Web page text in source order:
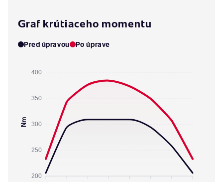
Graf krútiaceho momentu
Pred úpravou Po úprave
400
350
300
250
200
Nm